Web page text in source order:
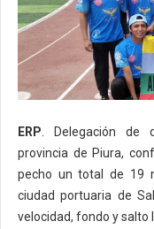
ERP . Delegación de
provincia de Piura,
pecho un total de 19
ciudad portuaria de
velocidad, fondo y salto